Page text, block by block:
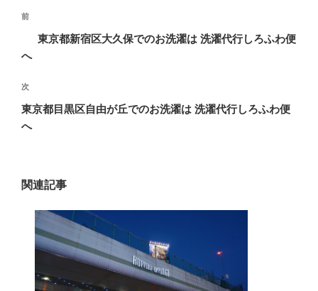
投
ゲ
ー
シ
過
の
稿
前
東京都新宿区大久保でのお洗濯は 洗濯代行しろふわ便
へ
次
の
投
次
東京都目黒区自由が丘でのお洗濯は 洗濯代行しろふわ便
へ
関連記事